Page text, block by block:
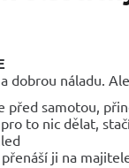
dobrou náladu.
před samotou,
to nic dělat,
ji na